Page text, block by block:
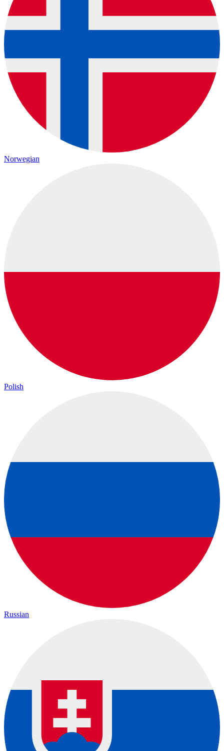
Norwegian
Polish
Russian